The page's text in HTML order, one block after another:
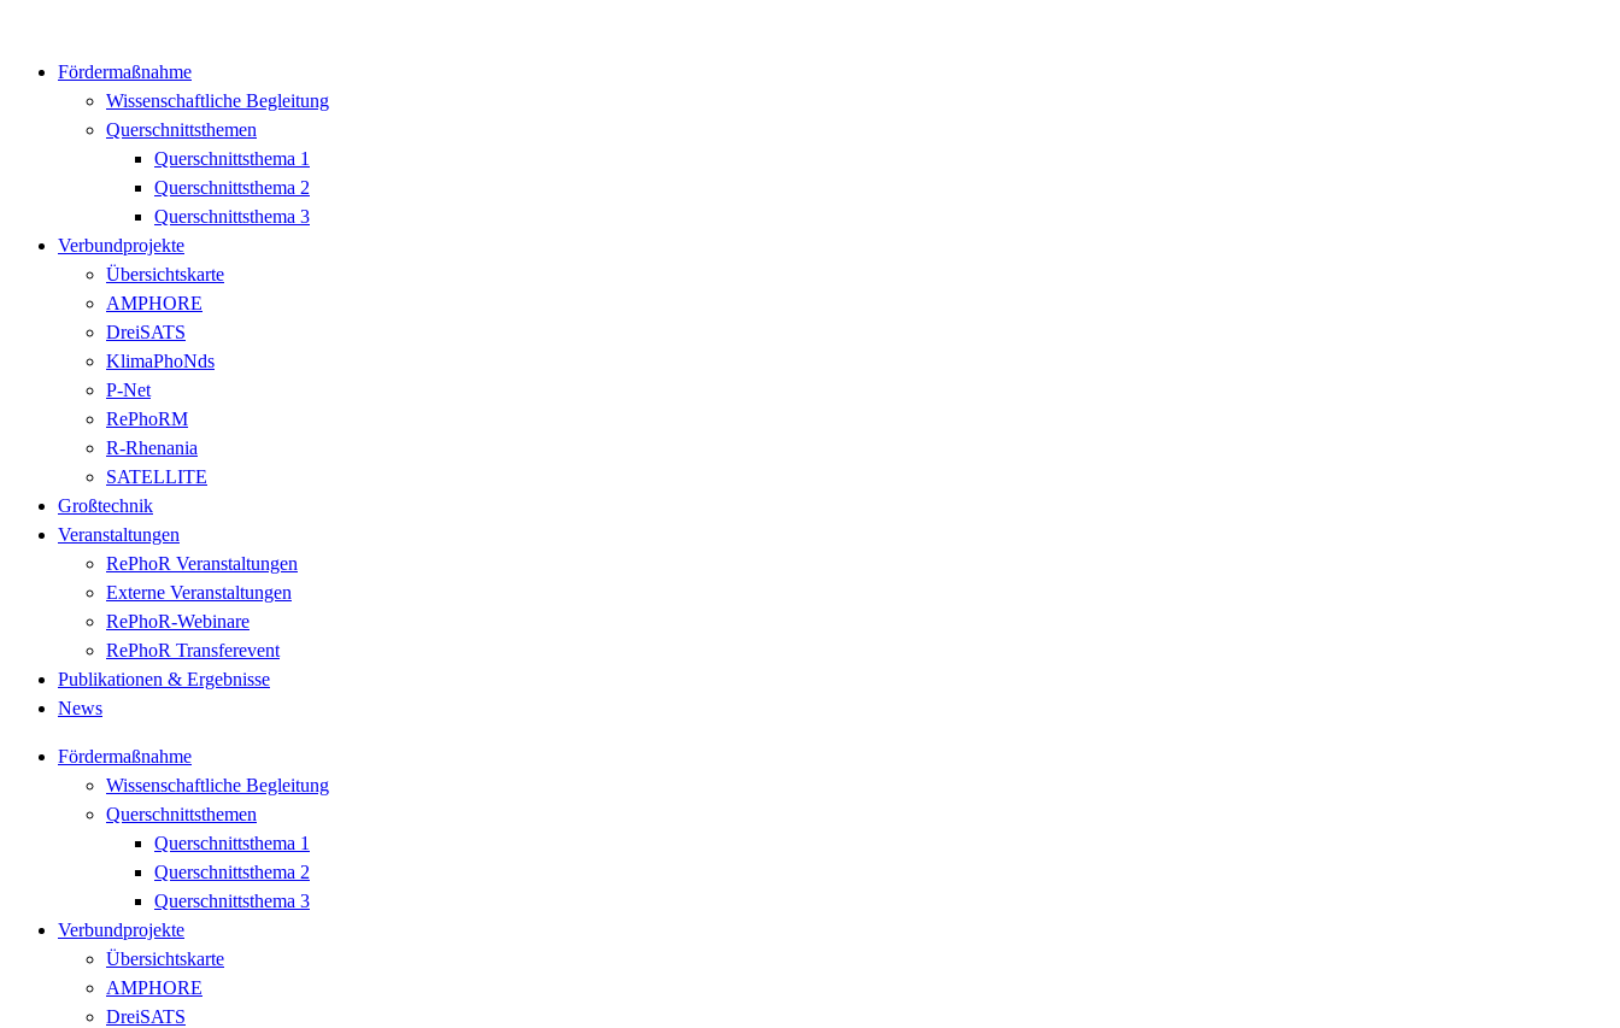
Fördermaßnahme
Wissenschaftliche Begleitung
Querschnittsthemen
Querschnittsthema 1
Querschnittsthema 2
Querschnittsthema 3
Verbundprojekte
Übersichtskarte
AMPHORE
DreiSATS
KlimaPhoNds
P-Net
RePhoRM
R-Rhenania
SATELLITE
Großtechnik
Veranstaltungen
RePhoR Veranstaltungen
Externe Veranstaltungen
RePhoR-Webinare
RePhoR Transferevent
Publikationen & Ergebnisse
News
Fördermaßnahme
Wissenschaftliche Begleitung
Querschnittsthemen
Querschnittsthema 1
Querschnittsthema 2
Querschnittsthema 3
Verbundprojekte
Übersichtskarte
AMPHORE
DreiSATS